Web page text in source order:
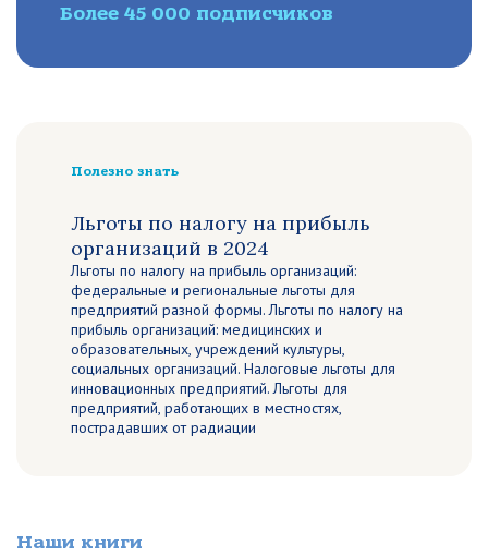
Более 45 000 подписчиков
Полезно знать
Льготы по налогу на прибыль
организаций в 2024
Льготы по налогу на прибыль организаций:
федеральные и региональные льготы для
предприятий разной формы. Льготы по налогу на
прибыль организаций: медицинских и
образовательных, учреждений культуры,
социальных организаций. Налоговые льготы для
инновационных предприятий. Льготы для
предприятий, работающих в местностях,
пострадавших от радиации
Наши книги